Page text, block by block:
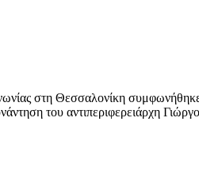
στη Θεσσαλονίκη
του αντιπεριφερειάρχη